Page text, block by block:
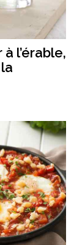
l’érable,